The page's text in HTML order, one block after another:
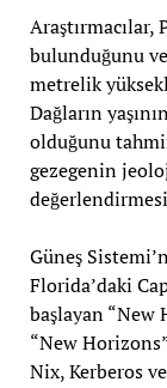
Araştırmacılar,
bulunduğunu
metrelik
Dağların
olduğunu
gezegenin
değerlendirmesi
Güneş
Florida’daki
başlayan “New
“New
Nix, Kerberos